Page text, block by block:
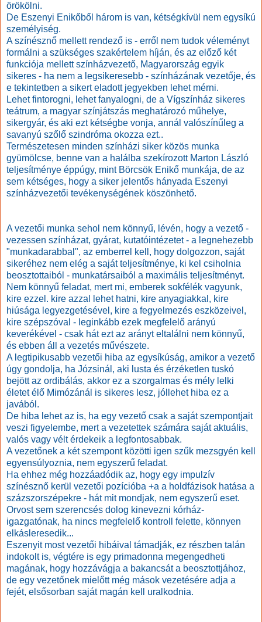
örökölni.
De Eszenyi Enikőből három is van, kétségkívül nem egysíkú
személyiség.
A színésznő mellett rendező is - erről nem tudok véleményt
formálni a szükséges szakértelem híján, és az előző két
funkciója mellett színházvezető, Magyarország egyik
sikeres - ha nem a legsikeresebb - színházának vezetője, és
e tekintetben a sikert eladott jegyekben lehet mérni.
Lehet fintorogni, lehet fanyalogni, de a Vígszínház sikeres
teátrum, a magyar színjátszás meghatározó műhelye,
sikergyár, és aki ezt kétségbe vonja, annál valószínűleg a
savanyú szőlő szindróma okozza ezt..
Természetesen minden színházi siker közös munka
gyümölcse, benne van a halálba szekírozott Marton László
teljesítménye éppúgy, mint Börcsök Enikő munkája, de az
sem kétséges, hogy a siker jelentős hányada Eszenyi
színházvezetői tevékenységének köszönhető.
A vezetői munka sehol nem könnyű, lévén, hogy a vezető -
vezessen színházat, gyárat, kutatóintézetet - a legnehezebb
"munkadarabbal", az emberrel kell, hogy dolgozzon, saját
sikeréhez nem elég a saját teljesítménye, ki kel csiholnia
beosztottaiból - munkatársaiból a maximális teljesítményt.
Nem könnyű feladat, mert mi, emberek sokfélék vagyunk,
kire ezzel. kire azzal lehet hatni, kire anyagiakkal, kire
hiúsága legyezgetésével, kire a fegyelmezés eszközeivel,
kire szépszóval - leginkább ezek megfelelő arányú
keverékével - csak hát ezt az arányt eltalálni nem könnyű,
és ebben áll a vezetés művészete.
A legtipikusabb vezetői hiba az egysíkúság, amikor a vezető
úgy gondolja, ha Józsinál, aki lusta és érzéketlen tuskó
bejött az ordibálás, akkor ez a szorgalmas és mély lelki
életet élő Mimózánál is sikeres lesz, jóllehet hiba ez a
javából.
De hiba lehet az is, ha egy vezető csak a saját szempontjait
veszi figyelembe, mert a vezetettek számára saját aktuális,
valós vagy vélt érdekeik a legfontosabbak.
A vezetőnek a két szempont közötti igen szűk mezsgyén kell
egyensúlyoznia, nem egyszerű feladat.
Ha ehhez még hozzáadódik az, hogy egy impulzív
színésznő kerül vezetői pozícióba +a a holdfázisok hatása a
százszorszépekre - hát mit mondjak, nem egyszerű eset.
Orvost sem szerencsés dolog kinevezni kórház-
igazgatónak, ha nincs megfelelő kontroll felette, könnyen
elkásleresedik...
Eszenyit most vezetői hibáival támadják, ez részben talán
indokolt is, végtére is egy primadonna megengedheti
magának, hogy hozzávágja a bakancsát a beosztottjához,
de egy vezetőnek mielőtt még mások vezetésére adja a
fejét, elsősorban saját magán kell uralkodnia.